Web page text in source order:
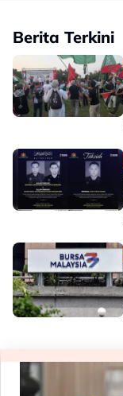
Berita Terkini